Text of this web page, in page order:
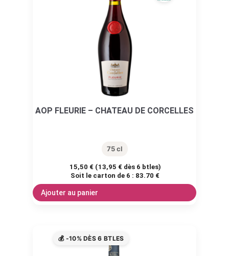
AOP FLEURIE – CHATEAU DE CORCELLES
75 cl
15,50 € (13,95 € dès 6 btles)
Soit le carton de 6 : 83.70 €
Ajouter au panier
💰 -10% DÈS 6 BTLES